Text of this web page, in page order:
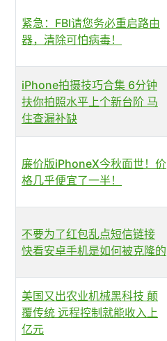
紧急：FBI请您务必重启路由
器，清除可怕病毒！
iPhone拍摄技巧合集 6分钟
扶你拍照水平上个新台阶 马
住查漏补缺
廉价版iPhoneX今秋面世！价
格几乎便宜了一半！
不要为了红包乱点短信链接
快看安卓手机是如何被克隆的
美国又出农业机械黑科技 颠
覆传统 远程控制就能收入上
亿元